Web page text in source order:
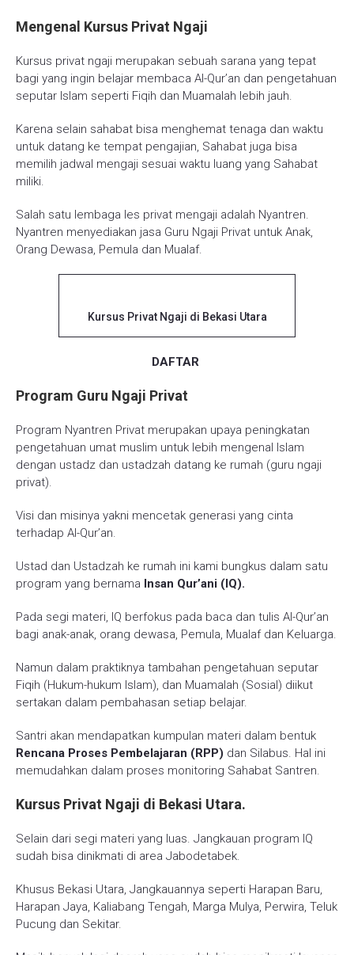
Mengenal Kursus Privat Ngaji
Kursus privat ngaji merupakan sebuah sarana yang tepat
bagi yang ingin belajar membaca Al-Qur’an dan pengetahuan
seputar Islam seperti Fiqih dan Muamalah lebih jauh.
Karena selain sahabat bisa menghemat tenaga dan waktu
untuk datang ke tempat pengajian, Sahabat juga bisa
memilih jadwal mengaji sesuai waktu luang yang Sahabat
miliki.
Salah satu lembaga les privat mengaji adalah Nyantren.
Nyantren menyediakan jasa Guru Ngaji Privat untuk Anak,
Orang Dewasa, Pemula dan Mualaf.
Kursus Privat Ngaji di Bekasi Utara
DAFTAR
Program Guru Ngaji Privat
Program Nyantren Privat merupakan upaya peningkatan
pengetahuan umat muslim untuk lebih mengenal Islam
dengan ustadz dan ustadzah datang ke rumah (guru ngaji
privat).
Visi dan misinya yakni mencetak generasi yang cinta
terhadap Al-Qur’an.
Ustad dan Ustadzah ke rumah ini kami bungkus dalam satu
program yang bernama Insan Qur’ani (IQ).
Pada segi materi, IQ berfokus pada baca dan tulis Al-Qur’an
bagi anak-anak, orang dewasa, Pemula, Mualaf dan Keluarga.
Namun dalam praktiknya tambahan pengetahuan seputar
Fiqih (Hukum-hukum Islam), dan Muamalah (Sosial) diikut
sertakan dalam pembahasan setiap belajar.
Santri akan mendapatkan kumpulan materi dalam bentuk
Rencana Proses Pembelajaran (RPP) dan Silabus. Hal ini
memudahkan dalam proses monitoring Sahabat Santren.
Kursus Privat Ngaji di Bekasi Utara.
Selain dari segi materi yang luas. Jangkauan program IQ
sudah bisa dinikmati di area Jabodetabek.
Khusus Bekasi Utara, Jangkauannya seperti Harapan Baru,
Harapan Jaya, Kaliabang Tengah, Marga Mulya, Perwira, Teluk
Pucung dan Sekitar.